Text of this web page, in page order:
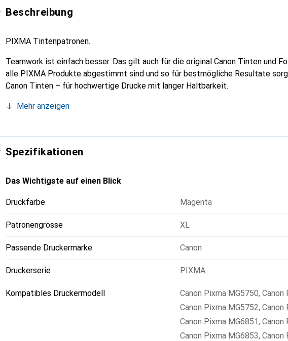
Beschreibung
PIXMA Tintenpatronen.
Teamwork ist einfach besser. Das gilt auch für die original Canon Tinten und
alle PIXMA Produkte abgestimmt sind und so für bestmögliche Resultate
Canon Tinten – für hochwertige Drucke mit langer Haltbarkeit.
Mehr anzeigen
Spezifikationen
Das Wichtigste auf einen Blick
Druckfarbe Magenta
Patronengrösse XL
Passende Druckermarke Canon
Druckerserie PIXMA
Kompatibles Druckermodell Canon Pixma MG5750, Canon
Canon Pixma MG5752, Canon
Canon Pixma MG6851, Canon
Canon Pixma MG6853, Canon